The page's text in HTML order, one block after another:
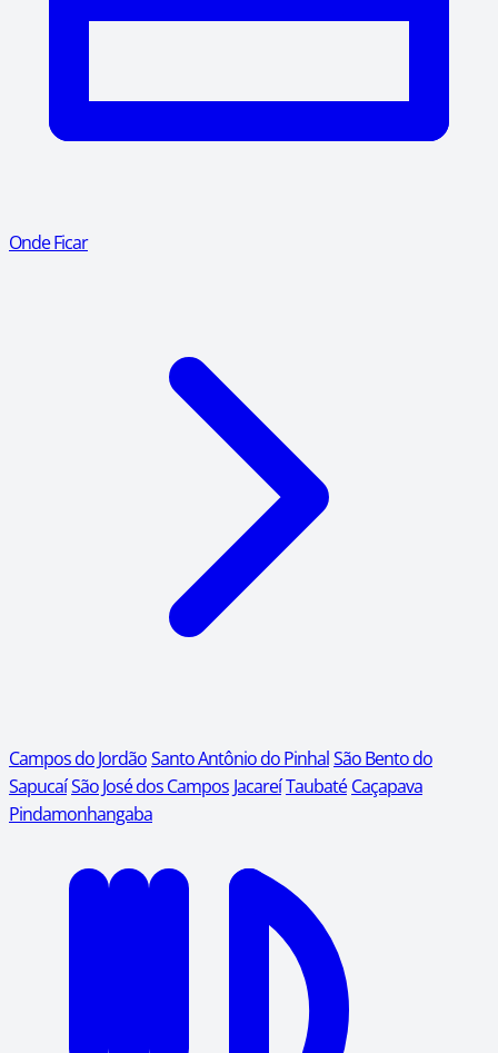
Onde Ficar
Campos do JordãoSanto Antônio do PinhalSão Bento do
SapucaíSão José dos Campos JacareíTaubaté Caçapava
Pindamonhangaba